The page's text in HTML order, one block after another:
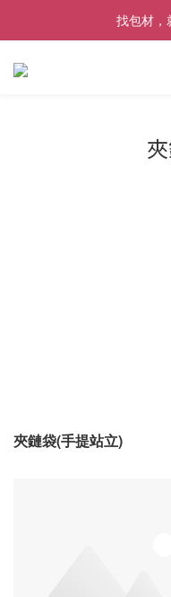
[限時優惠] 即日起登
找包材，
[限時優惠] 即日起登
夾鏈袋(手提站立)